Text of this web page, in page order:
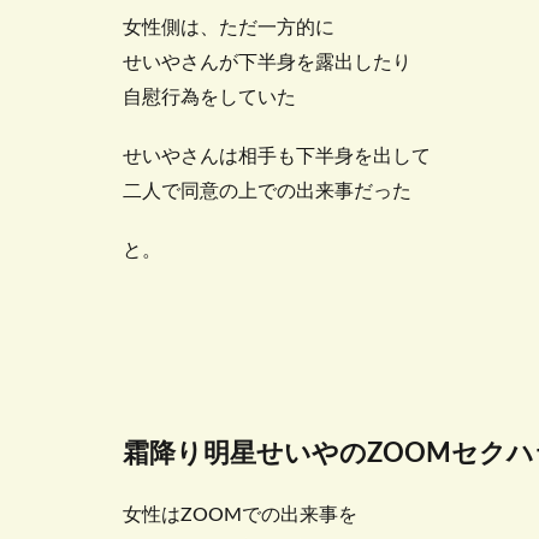
女性側は、ただ一方的に
せいやさんが下半身を露出したり
自慰行為をしていた
せいやさんは相手も下半身を出して
二人で同意の上での出来事だった
と。
霜降り明星せいやのZOOMセクハ
女性はZOOMでの出来事を